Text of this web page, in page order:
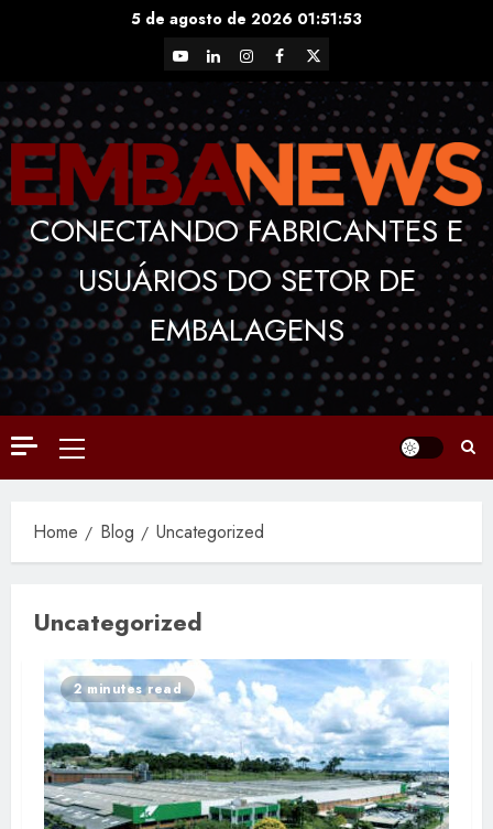
5 de agosto de 2026 01:51:54
YouTubeLinkedInInstagram
Facebook
X
CONECTANDO FABRICANTES E
USUÁRIOS DO SETOR DE
EMBALAGENS
Primary
Menu
Home Blog Uncategorized
Uncategorized
2 minutes read